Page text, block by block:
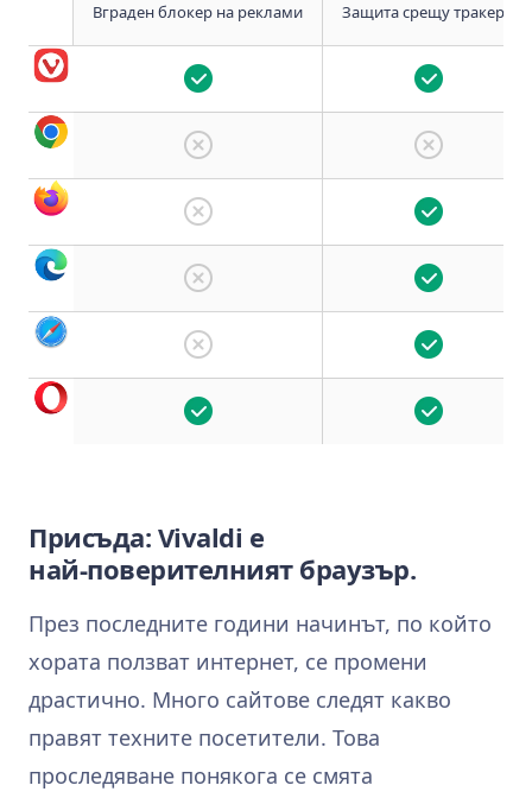
Вграден блокер на реклами Защита срещу тракери
Присъда: Vivaldi е
най‑поверителният браузър.
През последните години начинът, по който
хората ползват интернет, се промени
драстично. Много сайтове следят какво
правят техните посетители. Това
проследяване понякога се смята